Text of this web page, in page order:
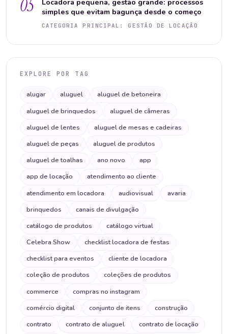
05
Locadora pequena, gestão grande: processos
simples que evitam bagunça desde o começo
CATEGORIA PRINCIPAL: GESTÃO DE LOCAÇÃO
EXPLORE POR TAG
alugar aluguel
aluguel de betoneira
aluguel de brinquedos
aluguel de câmeras
aluguel de lentes
aluguel de mesas e cadeiras
aluguel de peças
aluguel de produtos
aluguel de toalhas
ano novo
app
app de locação
atendimento ao cliente
atendimento em locadora
audiovisual
avaria
brinquedos
canais de divulgação
catálogo de produtos
catálogo virtual
Celebra Show
checklist locadora de festas
checklist para eventos
cliente de locadora
coleção de produtos
coleções de produtos
commerce
compras no instagram
comércio digital
conjunto de itens
construção
contrato
contrato de aluguel
contrato de locação